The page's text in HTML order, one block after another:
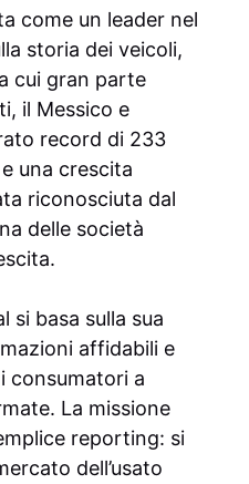
come un leader nel
storia dei veicoli,
cui gran parte
il Messico e
record di 233
una crescita
riconosciuta dal
delle società
si basa sulla sua
affidabili e
consumatori a
La missione
reporting: si
dell’usato